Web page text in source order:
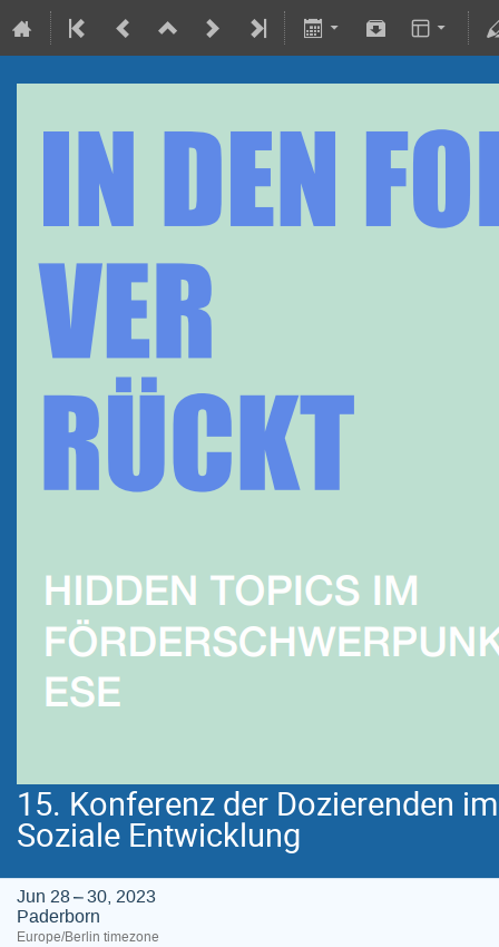
15. Konferenz der Dozierenden
Soziale Entwicklung
Jun 28 – 30, 2023
Paderborn
Europe/Berlin timezone